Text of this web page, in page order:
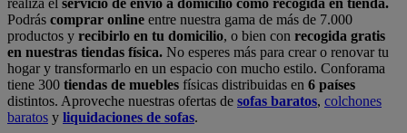
Podrás comprar online entre nuestra gama de más de 7.000
productos y recibirlo en tu domicilio, o bien con recogida gratis
en nuestras tiendas física. No esperes más para crear o renovar tu
hogar y transformarlo en un espacio con mucho estilo. Conforama
tiene 300 tiendas de muebles físicas distribuidas en 6 países
distintos. Aproveche nuestras ofertas de sofas baratos, colchones
baratos y liquidaciones de sofas.